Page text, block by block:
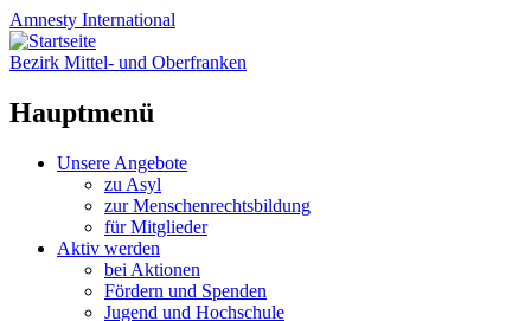
Amnesty International
Bezirk Mittel- und Oberfranken
Hauptmenü
Zum
Unsere Angebote
zu Asyl
zur Menschenrechtsbildung
für Mitglieder
Aktiv werden
bei Aktionen
Fördern und Spenden
Jugend und Hochschule